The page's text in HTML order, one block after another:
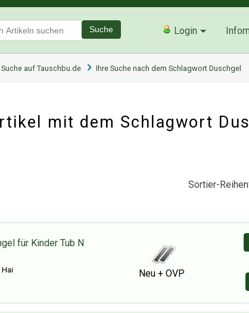
Suche Login
Suche auf Tauschbu.de Ihre Suche nach dem Schlagwort Duschgel
mit dem Schlagwort
Sortier-
für Kinder Tub N
Neu + OVP